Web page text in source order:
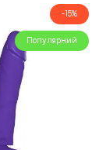
-15%
Популярний